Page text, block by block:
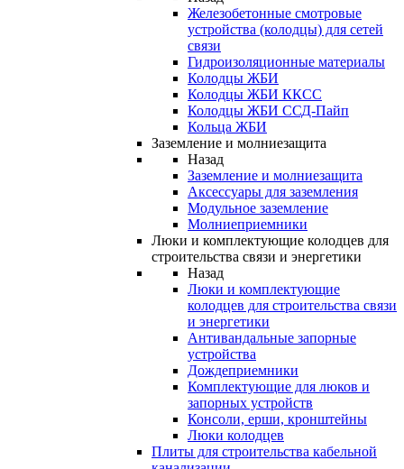
Железобетонные смотровые
устройства (колодцы) для сетей
связи
Гидроизоляционные материалы
Колодцы ЖБИ
Колодцы ЖБИ ККСС
Колодцы ЖБИ ССД-Пайп
Кольца ЖБИ
Заземление и молниезащита
Назад
Заземление и молниезащита
Аксессуары для заземления
Модульное заземление
Молниеприемники
Люки и комплектующие колодцев для
строительства связи и энергетики
Назад
Люки и комплектующие
колодцев для строительства связи
и энергетики
Антивандальные запорные
устройства
Дождеприемники
Комплектующие для люков и
запорных устройств
Консоли, ерши, кронштейны
Люки колодцев
Плиты для строительства кабельной